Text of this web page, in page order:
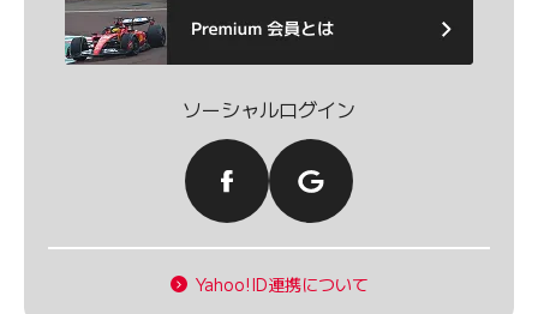
ソーシャルログイン
Yahoo!ID連携について